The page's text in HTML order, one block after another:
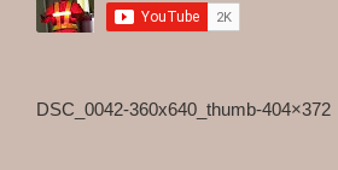
DSC_0042-360x640_thumb-404×372